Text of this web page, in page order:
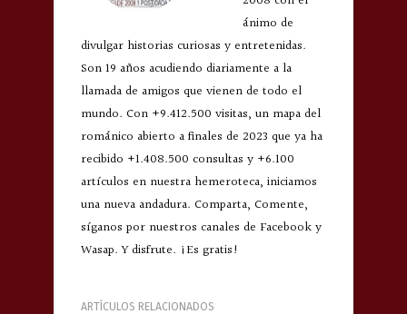
ánimo de
divulgar historias curiosas y entretenidas.
Son 19 años acudiendo diariamente a la
llamada de amigos que vienen de todo el
mundo. Con +9.412.500 visitas, un mapa del
románico abierto a finales de 2023 que ya ha
recibido +1.408.500 consultas y +6.100
artículos en nuestra hemeroteca, iniciamos
una nueva andadura. Comparta, Comente,
síganos por nuestros canales de Facebook y
Wasap. Y disfrute. ¡Es gratis!
ARTÍCULOS RELACIONADOS